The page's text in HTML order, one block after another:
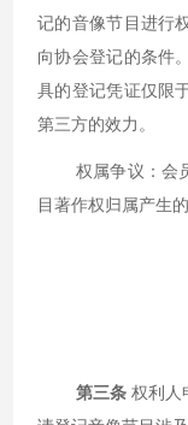
记的音像节目进行
向协会登记的条件
具的登记凭证仅限
第三方的效力。
权属争议：会
目著作权归属产生的
第三条 权利人